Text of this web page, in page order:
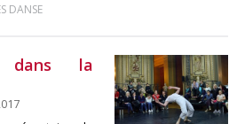
DANSE
dans la